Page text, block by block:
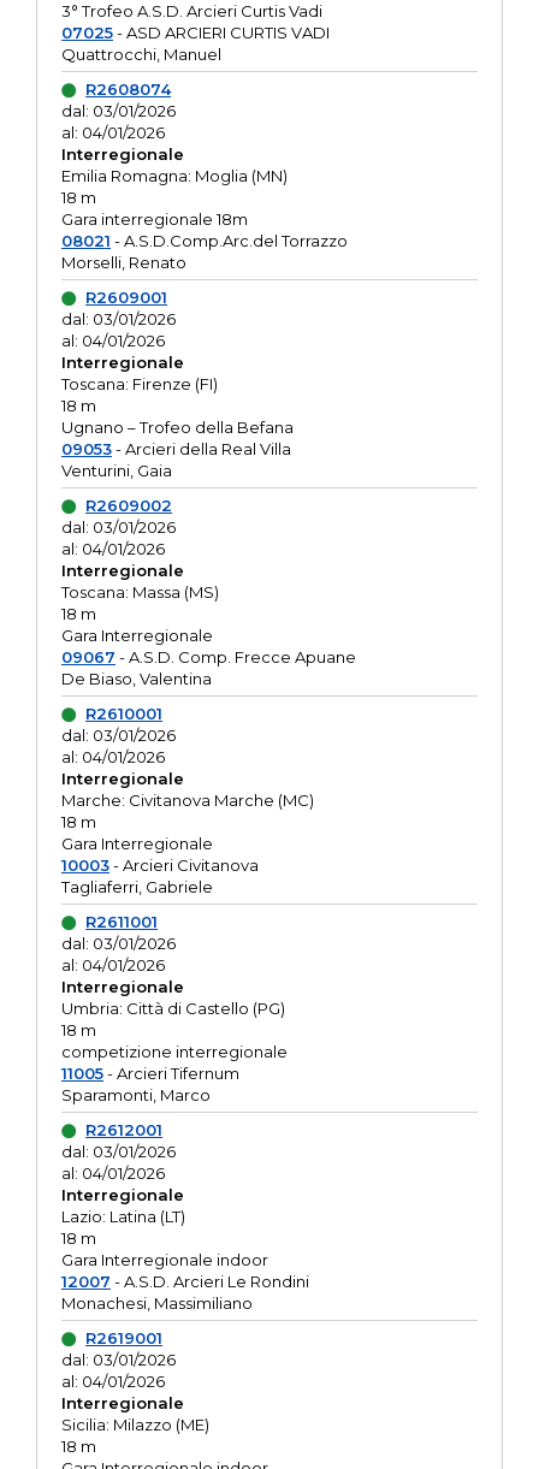
3° Trofeo A.S.D. Arcieri Curtis Vadi
07025- ASD ARCIERI CURTIS VADI
Quattrocchi, Manuel
R2608074
dal: 03/01/2026
al: 04/01/2026
Interregionale
Emilia Romagna: Moglia (MN)
18 m
Gara interregionale 18m
08021 - A.S.D.Comp.Arc.del Torrazzo
Morselli, Renato
R2609001
dal: 03/01/2026
al: 04/01/2026
Interregionale
Toscana: Firenze (FI)
18 m
Ugnano – Trofeo della Befana
09053- Arcieri della Real Villa
Venturini, Gaia
R2609002
dal: 03/01/2026
al: 04/01/2026
Interregionale
Toscana: Massa (MS)
18 m
Gara Interregionale
09067 - A.S.D. Comp. Frecce Apuane
De Biaso, Valentina
R2610001
dal: 03/01/2026
al: 04/01/2026
Interregionale
Marche: Civitanova Marche (MC)
18 m
Gara Interregionale
10003- Arcieri Civitanova
Tagliaferri, Gabriele
R2611001
dal: 03/01/2026
al: 04/01/2026
Interregionale
Umbria: Città di Castello (PG)
18 m
competizione interregionale
11005- Arcieri Tifernum
Sparamonti, Marco
R2612001
dal: 03/01/2026
al: 04/01/2026
Interregionale
Lazio: Latina (LT)
18 m
Gara Interregionale indoor
12007 - A.S.D. Arcieri Le Rondini
Monachesi, Massimiliano
R2619001
dal: 03/01/2026
al: 04/01/2026
Interregionale
Sicilia: Milazzo (ME)
18 m